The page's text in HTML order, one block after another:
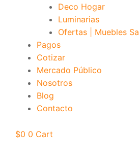
Deco Hogar
Luminarias
Ofertas | Muebles
Pagos
Cotizar
Mercado Público
Nosotros
Blog
Contacto
$0 0 Cart